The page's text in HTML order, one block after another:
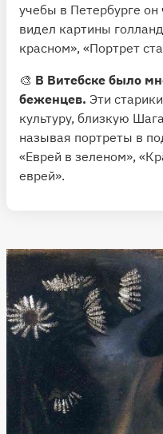
учебы в Петербурге
видел картины
красном», «Портрет
🎨 В Витебске было
беженцев. Эти
культуру, близкую
называя портреты в
«Еврей в зеленом»,
еврей».